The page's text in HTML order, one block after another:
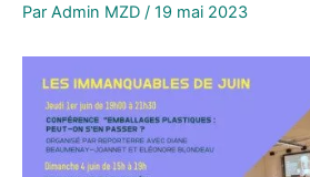
Par Admin MZD / 19 mai 2023